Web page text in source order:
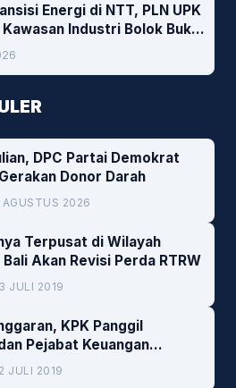
Energi di NTT, PLN UPK
Industri Bolok Buka
Woodchip untuk
Bolok
DPC Partai Demokrat
Donor Darah
2026
Terpusat di Wilayah
Bali Akan Revisi Perda RTRW
JULI 2019
KPK Panggil
Pejabat Keuangan
JULI 2019